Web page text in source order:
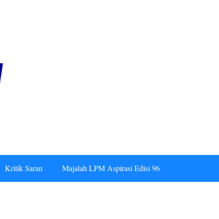
Kritik Saran Majalah LPM Aspirasi Edisi 96